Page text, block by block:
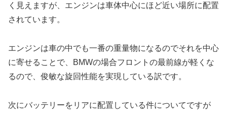
く見えますが、エンジンは車体中心にほど近い場所に配置
されています。
エンジンは車の中でも一番の重量物になるのでそれを中心
に寄せることで、BMWの場合フロントの最前線が軽くな
るので、俊敏な旋回性能を実現している訳です。
次にバッテリーをリアに配置している件についてですが